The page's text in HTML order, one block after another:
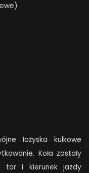
łożyska kulkowe
Koła zostały
tor i kierunek jazdy